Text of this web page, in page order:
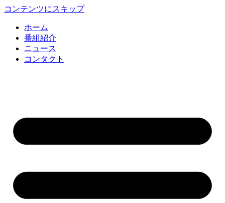
コンテンツにスキップ
ホーム
番組紹介
ニュース
コンタクト